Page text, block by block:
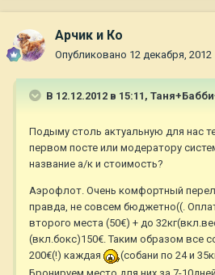
Арчик и Ко
Опубликовано 12 декабря, 2012
В 12.12.2012 в 15:11,
Подыму столь актуальную для нас
первом посте или модератору
название а/к и стоимость?
Аэрофлот. Очень комфортный
правда, не совсем бюджетно((.
второго места (50€) + до
(вкл.бокс)150€. Таким образом все
200€(!) каждая
(собани по 24 и